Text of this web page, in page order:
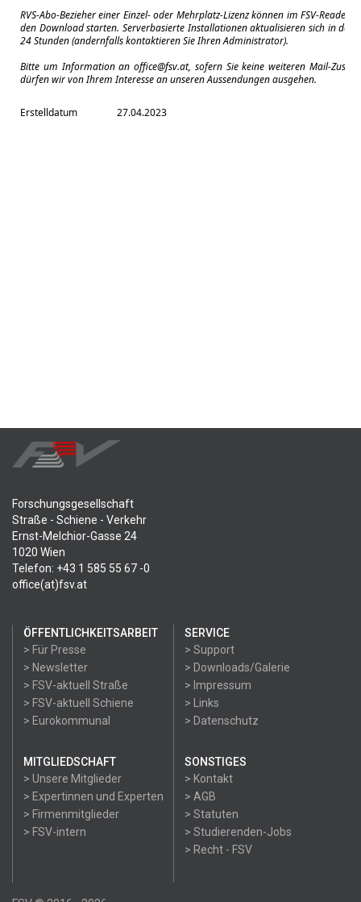
RVS-Abo-Bezieher einer Einzel- oder Mehrplatz-Lizenz können im FSV-
den Download starten. Serverbasierte Installationen aktualisieren sich in der
24 Stunden (andernfalls kontaktieren Sie Ihren Administrator).
Bitte um Information an office@fsv.at, sofern Sie keine weiteren Mail-
dürfen wir von Ihrem Interesse an unseren Aussendungen ausgehen.
Erstelldatum 27.04.2023
Forschungsgesellschaft
Straße - Schiene - Verkehr
Ernst-Melchior-Gasse 24
1020 Wien
Telefon: +43 1 585 55 67 -0
office(at)fsv.at
ÖFFENTLICHKEITSARBEIT
> Für Presse
> Newsletter
> FSV-aktuell Straße
> FSV-aktuell Schiene
> Eurokommunal
SERVICE
> Support
> Downloads/Galerie
> Impressum
> Links
> Datenschutz
MITGLIEDSCHAFT
> Unsere Mitglieder
> Expertinnen und Experten
> Firmenmitglieder
> FSV-intern
SONSTIGES
> Kontakt
> AGB
> Statuten
> Studierenden-Jobs
> Recht - FSV